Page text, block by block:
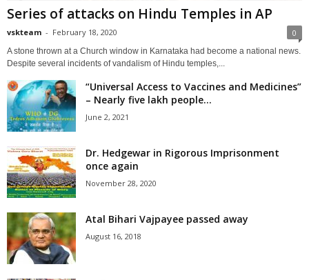
Series of attacks on Hindu Temples in AP
vskteam - February 18, 2020 0
A stone thrown at a Church window in Karnataka had become a national news.
Despite several incidents of vandalism of Hindu temples,...
“Universal Access to Vaccines and Medicines”
– Nearly five lakh people...
June 2, 2021
Dr. Hedgewar in Rigorous Imprisonment
once again
November 28, 2020
Atal Bihari Vajpayee passed away
August 16, 2018